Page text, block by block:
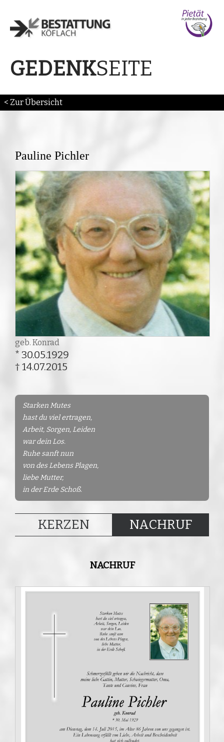
GEDENKSEITE
< Zur Übersicht
Pauline Pichler
geb. Konrad
* 30.05.1929
† 14.07.2015
Starken Mutes
hast du viel ertragen,
Arbeit, Sorgen, Leiden
war dein Los.
Ruhe sanft nun
von des Lebens Plagen,
liebe Mutter,
in der Erde Schoß.
KERZEN NACHRUF
NACHRUF